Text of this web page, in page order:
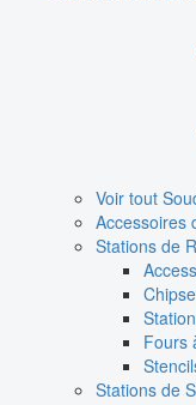
Voir tout
Accessoires
Stations de
Fours
Stations de